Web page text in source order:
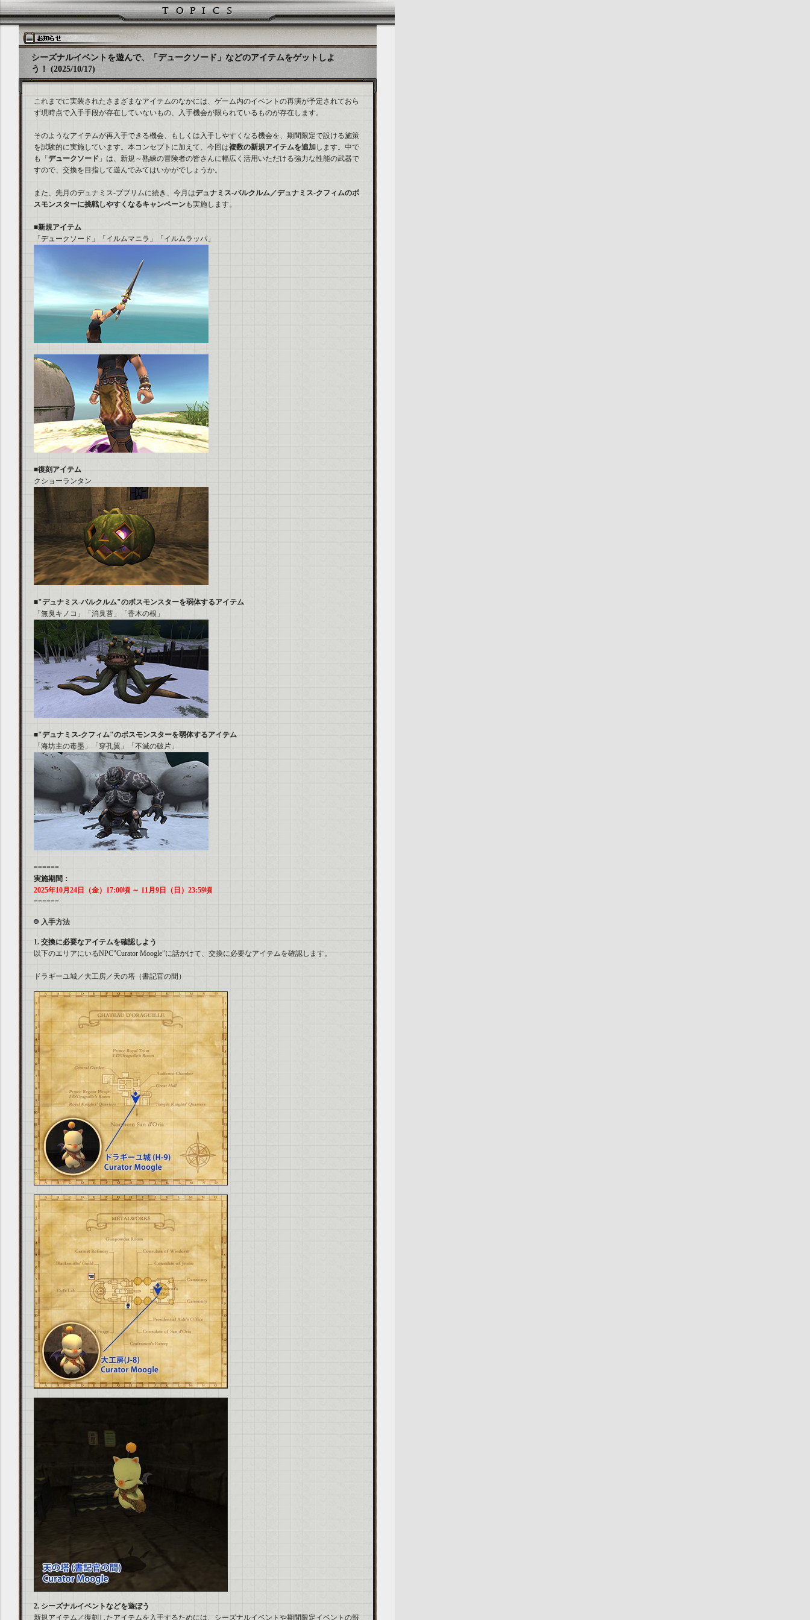
シーズナルイベントを遊んで、「デュークソード」などのアイテムをゲットしよ
う！ (2025/10/17)
これまでに実装されたさまざまなアイテムのなかには、ゲーム内のイベントの再演が予定されておら
ず現時点で入手手段が存在していないもの、入手機会が限られているものが存在します。
そのようなアイテムが再入手できる機会、もしくは入手しやすくなる機会を、期間限定で設ける施策
を試験的に実施しています。本コンセプトに加えて、今回は複数の新規アイテムを追加します。中で
も「 デュークソード 」は、新規～熟練の冒険者の皆さんに幅広く活用いただける強力な性能の武器で
すので、交換を目指して遊んでみてはいかがでしょうか。
また、先月のデュナミス-ブブリムに続き、今月はデュナミス-バルクルム／デュナミス-クフィムのボ
スモンスターに挑戦しやすくなるキャンペーンも実施します。
■新規アイテム
「デュークソード」「イルムマニラ」「イルムラッパ」
■復刻アイテム
クショーランタン
■"デュナミス-バルクルム"のボスモンスターを弱体するアイテム
「無臭キノコ」「消臭苔」「香木の根」
■"デュナミス-クフィム"のボスモンスターを弱体するアイテム
「海坊主の毒墨」「穿孔翼」「不滅の破片」
======
実施期間：
2025年10月24日（金）17:00頃 ～ 11月9日（日）23:59頃
======
入手方法
1. 交換に必要なアイテムを確認しよう
以下のエリアにいるNPC"Curator Moogle"に話かけて、交換に必要なアイテムを確認します。
ドラギーユ城／大工房／天の塔（書記官の間）
2. シーズナルイベントなどを遊ぼう
新規アイテム／復刻したアイテムを入手するためには、シーズナルイベントや期間限定イベントの報